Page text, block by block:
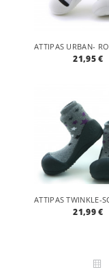
21,95 €
21,99 €